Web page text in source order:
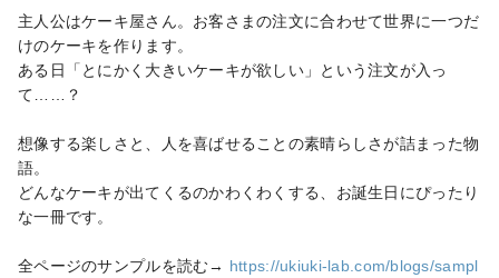
主人公はケーキ屋さん。お客さまの注文に合わせて世界に一つだ
けのケーキを作ります。
ある日「とにかく大きいケーキが欲しい」という注文が入っ
て……？
想像する楽しさと、人を喜ばせることの素晴らしさが詰まった物
語。
どんなケーキが出てくるのかわくわくする、お誕生日にぴったり
な一冊です。
全ページのサンプルを読む→ https://ukiuki-lab.com/blogs/sampl